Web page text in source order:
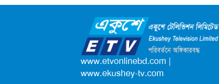
আনন্দ মিছিল
ক্যাম্পাস অ্যাম্বাসেডর নিয়োগ দিচ্ছে একুশে
টেলিভিশন
পদোন্নতি পেয়ে সচিব হলেন ২ কর্মকর্তা
www.etvonlinebd.com |
www.ekushey-tv.com